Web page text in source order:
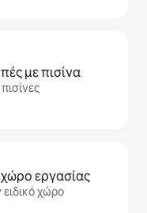
με πισίνα
χώρο εργασίας
ειδικό χώρο